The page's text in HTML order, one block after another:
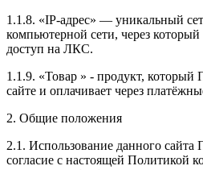
1.1.8. «IP-адрес» — уникальный
компьютерной сети, через который
доступ на ЛКС.
1.1.9. «Товар » - продукт, который
сайте и оплачивает через
2. Общие положения
2.1. Использование данного сайта
согласие с настоящей Политикой